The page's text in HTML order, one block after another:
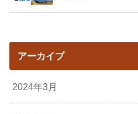
アーカイブ
2024年3月